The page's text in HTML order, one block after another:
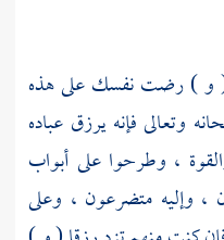
و ) رضت نفسك على هذه
وتعالى فإنه يرزق عباده
، وطرحوا على أبواب
، وإليه متضرعون ، وعلى